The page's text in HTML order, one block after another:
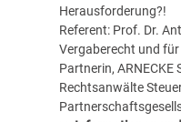
Herausforderung?!
Referent: Prof. Dr.
Vergaberecht und
Partnerin, ARNECKE
Rechtsanwälte